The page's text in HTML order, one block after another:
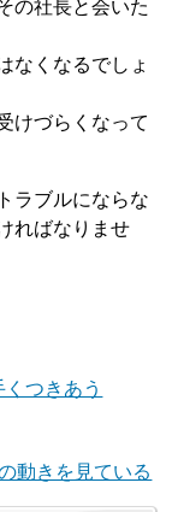
の社長と会いた
なくなるでしょ
けづらくなって
ラブルにならな
ればなりませ
つきあう
動きを見ている